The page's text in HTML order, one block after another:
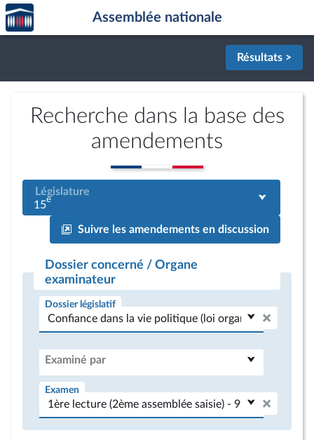
Aller au contenu
Aller en bas de la page
Accèder
à la
page
Assemblée nationale
Résultats >
Recherche dans la base des
amendements
Législature
15e
Suivre les amendements en discussion
Dossier concerné / Organe
examinateur
Dossier législatif
Examiné par
Examen